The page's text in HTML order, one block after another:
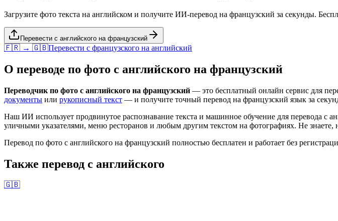
Загрузите фото текста на английском и получите ИИ-перевод на французский за секунды.
Перевести с английского на французский
🇫🇷 → 🇬🇧Перевести с французского на английский
О переводе по фото с английского на французский
Переводчик по фото с английского на французский — это бесплатный онлайн сервис для
документы или рукописный текст — и получите точный перевод на французский язык за
Наш ИИ использует продвинутое распознавание текста и машинное обучение для перевода с
уличными указателями, меню ресторанов и любым другим текстом на фотографиях. Не знаете,
Перевод по фото с английского на французский полностью бесплатен и работает без
Также перевод с английского
🇬🇧